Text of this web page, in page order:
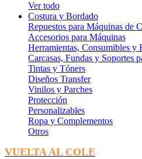
Ver todo
Costura y Bordado
Repuestos para Máquinas de
Accesorios para Máquinas
Herramientas, Consumibles y
Carcasas, Fundas y Soportes
Tintas y Tóners
Diseños Transfer
Vinilos y Parches
Protección
Personalizables
Ropa y Complementos
Otros
VUELTA AL COLE